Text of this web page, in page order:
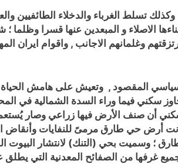
تسلط الغرباء والدخلاء الطائفيين
الاصلاء و المبعدين عنها قسرا
وغلمانهم الاجانب , واقوام ايران
المقصود , وتعيش على هامش
وسميت بحي (التنك) لانتشار البيوت
غرفها من الصفائح المعدنية التي يطلق